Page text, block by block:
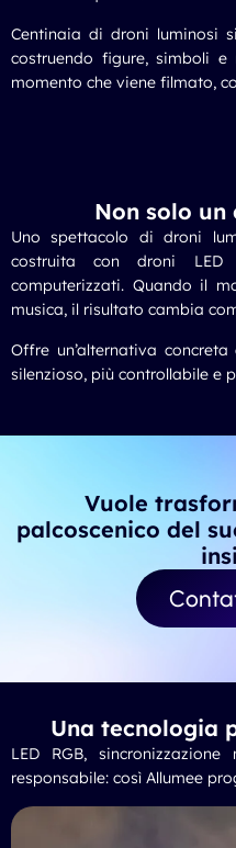
Centinaia di droni luminosi
costruendo figure, simboli e
momento che viene filmato,
Non solo
Uno spettacolo di droni
costruita con droni LED
computerizzati. Quando il
musica, il risultato cambia
Offre un’alternativa
silenzioso, più controllabile e
Vuole
palcoscenico del
Una tecnologia
LED RGB,
responsabile: così Allumee